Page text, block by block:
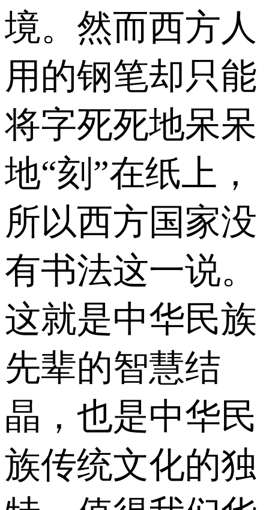
境。然而西方人
用的钢笔却只能
将字死死地呆呆
地“刻”在纸上，
所以西方国家没
有书法这一说。
这就是中华民族
先辈的智慧结
晶，也是中华民
族传统文化的独